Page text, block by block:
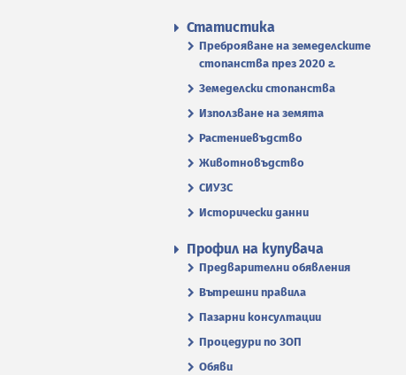
Статистика
Преброяване на земеделските
стопанства през 2020 г.
Земеделски стопанства
Използване на земята
Растениевъдство
Животновъдство
СИУЗС
Исторически данни
Профил на купувача
Предварителни обявления
Вътрешни правила
Пазарни консултации
Процедури по ЗОП
Обяви